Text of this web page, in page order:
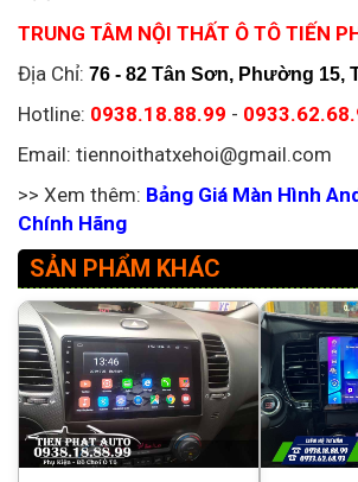
TRUNG TÂM NỘI THẤT Ô TÔ TIẾN
Địa Chỉ: 76 - 82 Tân Sơn, Phường 15,
Hotline: 0938.18.88.99 -
Email: tiennoithatxehoi@gmail.com
>> Xem thêm: Bảng Giá Màn Hình
Chính Hãng
SẢN PHẨM KHÁC